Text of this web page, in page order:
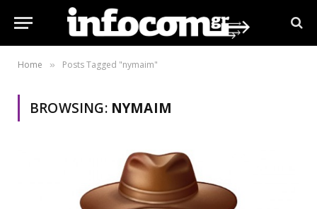
Home » Posts Tagged "nymaim"
BROWSING: NYMAIM